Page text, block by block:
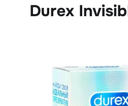
Durex